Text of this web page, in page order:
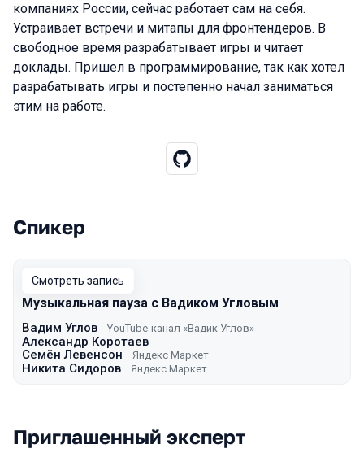
компаниях России, сейчас работает сам на себя.
Устраивает встречи и митапы для фронтендеров. В
свободное время разрабатывает игры и читает
доклады. Пришел в программирование, так как хотел
разрабатывать игры и постепенно начал заниматься
этим на работе.
Выступления в сезоне 2024 Spring
Спикер
Смотреть запись
Музыкальная пауза с Вадиком Угловым
Вадим Углов YouTube-канал «Вадик Углов»
Александр Коротаев
Семён Левенсон
Яндекс Маркет
Никита Сидоров Яндекс Маркет
Приглашенный эксперт